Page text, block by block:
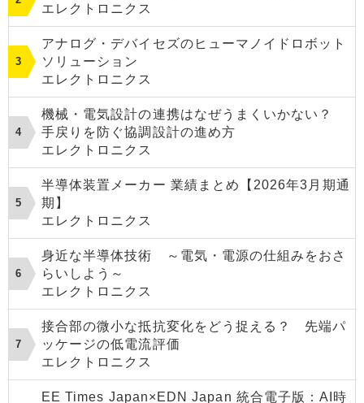
エレクトロニクス
アナログ・デバイセズのヒューマノイドロボット
ソリューション
エレクトロニクス
機械・電気設計の連携はなぜうまくいかない？
手戻りを防ぐ協調設計の進め方
エレクトロニクス
半導体装置メーカー 業績まとめ【2026年3月期通
期】
エレクトロニクス
身近な半導体技術 ～電気・電源の仕組みをおさ
らいしよう～
エレクトロニクス
接合部の微小な抵抗変化をどう捉える？ 先端パ
ッケージの低電流評価
エレクトロニクス
EE Times Japan×EDN Japan 統合電子版：AI時